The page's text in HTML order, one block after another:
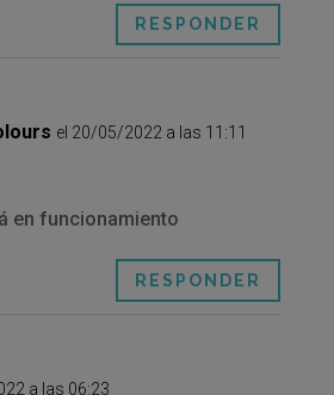
RESPONDER
el 20/05/2022 a las 11:11
en funcionamiento
RESPONDER
a las 06:23